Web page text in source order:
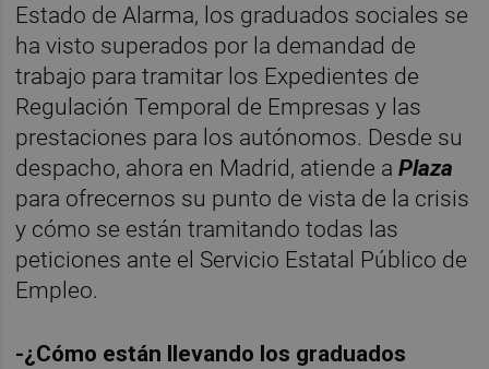
Estado de Alarma, los graduados sociales se
ha visto superados por la demandad de
trabajo para tramitar los Expedientes de
Regulación Temporal de Empresas y las
prestaciones para los autónomos. Desde su
despacho, ahora en Madrid, atiende a Plaza
para ofrecernos su punto de vista de la crisis
y cómo se están tramitando todas las
peticiones ante el Servicio Estatal Público de
Empleo.
-¿Cómo están llevando los graduados